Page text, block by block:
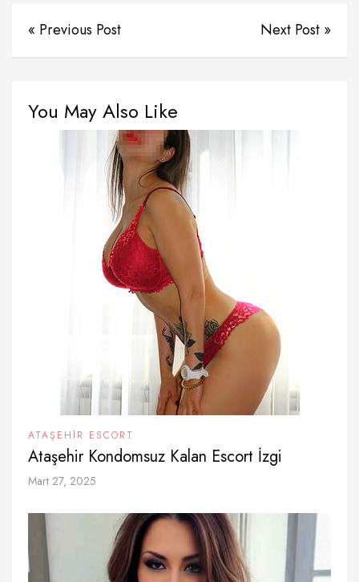
« Previous Post Next Post »
You May Also Like
ATAŞEHIR ESCORT
Ataşehir Kondomsuz Kalan Escort İzgi
Mart 27, 2025